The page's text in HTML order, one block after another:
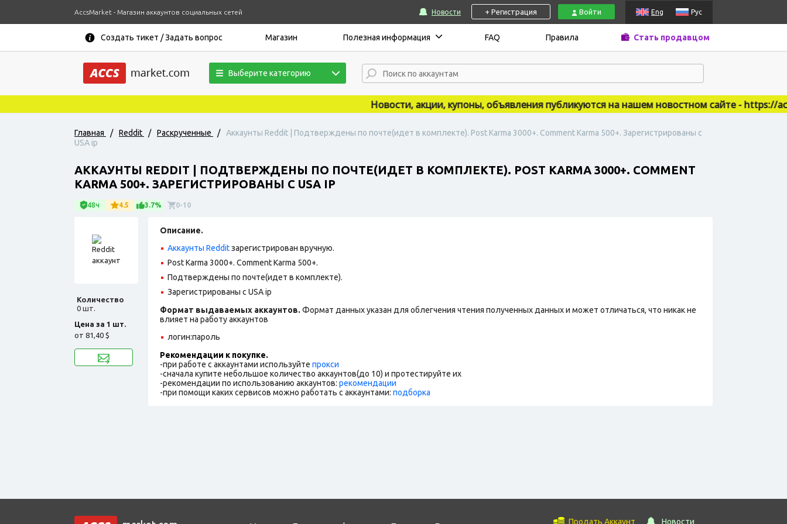
AccsMarket - Магазин аккаунтов социальных сетей Новости + Регистрация Войти Eng Рус
Создать тикет / Задать вопрос Магазин Полезная информация FAQ Правила Стать продавцом
Выберите категорию
Новости, акции, купоны, объявления публикуются на нашем новостном сайте - https://
Главная / Reddit / Раскрученные /
Аккаунты Reddit | Подтверждены по почте(идет в комплекте). Post Karma 3000+. Comment Karma 500+. Зарегистрированы с
USA ip
АККАУНТЫ REDDIT | ПОДТВЕРЖДЕНЫ ПО ПОЧТЕ(ИДЕТ В КОМПЛЕКТЕ). POST KARMA 3000+. COMMENT
KARMA 500+. ЗАРЕГИСТРИРОВАНЫ С USA IP
48ч 4.5 3.7% 0-10
Количество
0 шт.
Цена за 1 шт.
от 81,40 $
Описание.
Аккаунты Redditзарегистрирован вручную.
Post Karma 3000+. Comment Karma 500+.
Подтверждены по почте(идет в комплекте).
Зарегистрированы с USA ip
Формат выдаваемых аккаунтов. Формат данных указан для облегчения чтения полученных данных и может отличаться, что никак не
влияет на работу аккаунтов
логин:пароль
Рекомендации к покупке.
-при работе с аккаунтами используйте прокси
-сначала купите небольшое количество аккаунтов(до 10) и протестируйте их
-рекомендации по использованию аккаунтов: рекомендации
-при помощи каких сервисов можно работать с аккаунтами: подборка
Продать Аккаунт Новости